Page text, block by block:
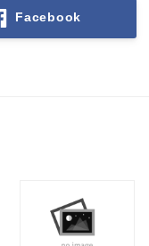
Facebook